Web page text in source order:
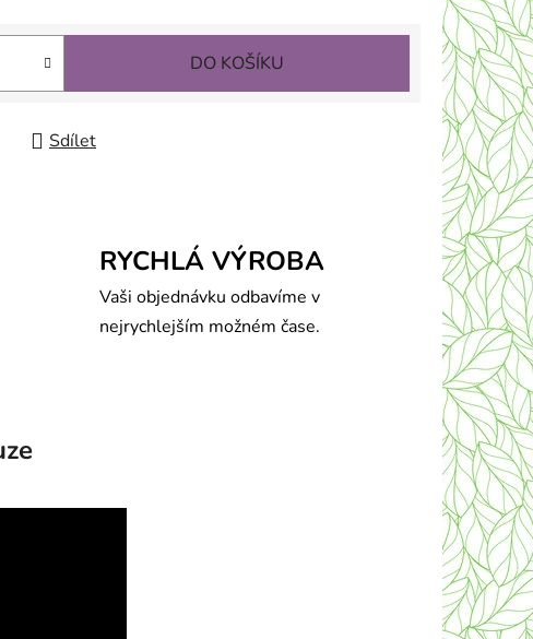
DO KOŠÍKU
Sdílet
RYCHLÁ VÝROBA
Vaši objednávku odbavíme v
nejrychlejším možném čase.